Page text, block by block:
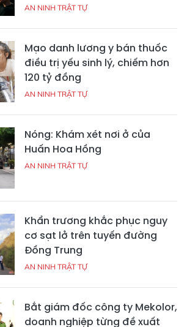
AN NINH TRẬT TỰ
Mạo danh lương y bán thuốc
điều trị yếu sinh lý, chiếm hơn
120 tỷ đồng
AN NINH TRẬT TỰ
Nóng: Khám xét nơi ở của
Huấn Hoa Hồng
AN NINH TRẬT TỰ
Khẩn trương khắc phục nguy
cơ sạt lở trên tuyến đường
Đồng Trung
AN NINH TRẬT TỰ
Bắt giám đốc công ty Mekolor,
doanh nghiệp từng đề xuất